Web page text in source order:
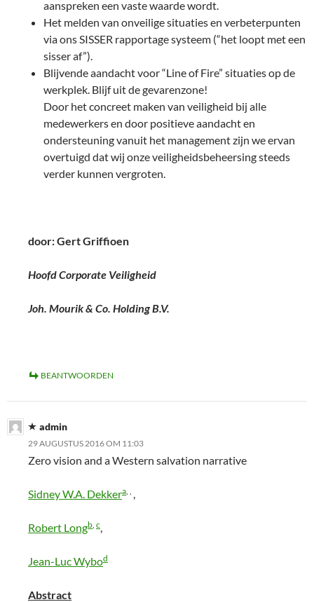
aanspreken een vaste waarde wordt.
Het melden van onveilige situaties en verbeterpunten
via ons SISSER rapportage systeem (“het loopt met een
sisser af”).
Blijvende aandacht voor “Line of Fire” situaties op de
werkplek. Blijf uit de gevarenzone!
Door het concreet maken van veiligheid bij alle
medewerkers en door positieve aandacht en
ondersteuning vanuit het management zijn we ervan
overtuigd dat wij onze veiligheidsbeheersing steeds
verder kunnen vergroten.
door: Gert Griffioen
Hoofd Corporate Veiligheid
Joh. Mourik & Co. Holding B.V.
BEANTWOORDEN
admin
29 AUGUSTUS 2016 OM 11:03
Zero vision and a Western salvation narrative
Sidney W.A. Dekkera ,
Robert Longb c,
Jean-Luc Wybod
Abstract